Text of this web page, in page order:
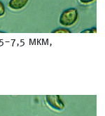
7,5 мкм,